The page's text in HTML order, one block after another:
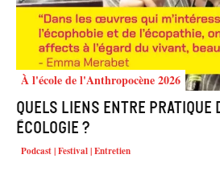
À l'école de l'Anthropocène 2026
Quels liens entre pratique
écologie ?
Podcast | Festival | Entretien